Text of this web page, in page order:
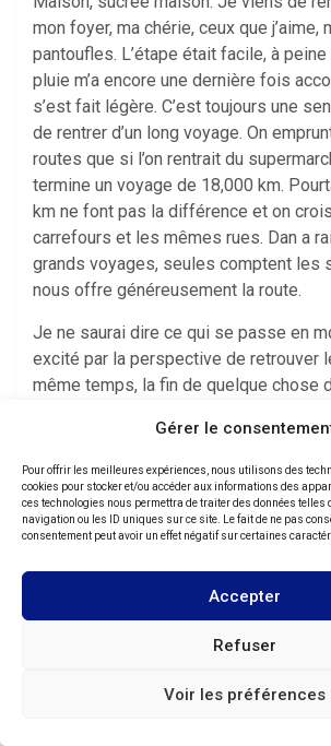
Gérer le
Pour offrir les meilleures expériences, nous utilisons des
cookies pour stocker et/ou accéder aux informations des
ces technologies nous permettra de traiter des données telles
navigation ou les ID uniques sur ce site. Le fait de ne pas
consentement peut avoir un effet négatif sur certaines
Accepter
Refuser
Voir les préférences
mon foyer, ma chérie, ceux que j’aime,
pantoufles. L’étape était facile, à
pluie m’a encore une dernière fois
s’est fait légère. C’est toujours une
de rentrer d’un long voyage. On
routes que si l’on rentrait du
termine un voyage de 18,000 km.
km ne font pas la différence et on
carrefours et les mêmes rues. Dan a
grands voyages, seules comptent les
nous offre généreusement la route.
Je ne saurai dire ce qui se passe en
excité par la perspective de retrouver
même temps, la fin de quelque chose
nostalgie. Ces derniers jours sous la
cette confusion intérieur.
Je me dit qu’il ne s’agit que d’une
pour me ressourcer auprès de ceux
Bientôt je poursuivrai ce voyage. C’est
En attendant, je clos ce premier
pourrai repartir en Australie. Les mots
regard reste pour toujours gravé dans